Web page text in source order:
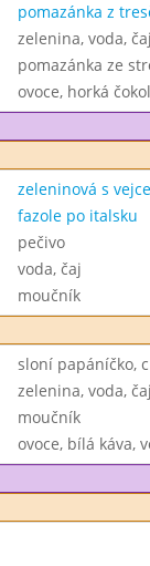
pomazánka z
zelenina, voda,
pomazánka ze
ovoce, horká
zeleninová s
fazole po italsku
pečivo
voda, čaj
moučník
sloní papáníčko,
zelenina, voda,
moučník
ovoce, bílá káva,